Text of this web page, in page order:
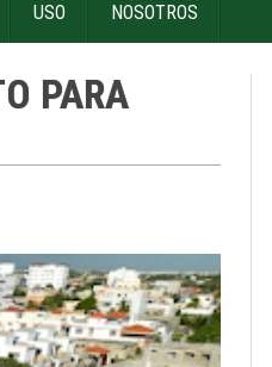
USO NOSOTROS
PARA